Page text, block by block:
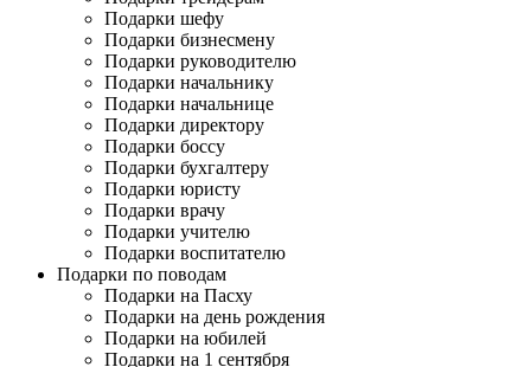
Подарки шефу
Подарки бизнесмену
Подарки руководителю
Подарки начальнику
Подарки начальнице
Подарки директору
Подарки боссу
Подарки бухгалтеру
Подарки юристу
Подарки врачу
Подарки учителю
Подарки воспитателю
Подарки по поводам
Подарки на Пасху
Подарки на день рождения
Подарки на юбилей
Подарки на 1 сентября